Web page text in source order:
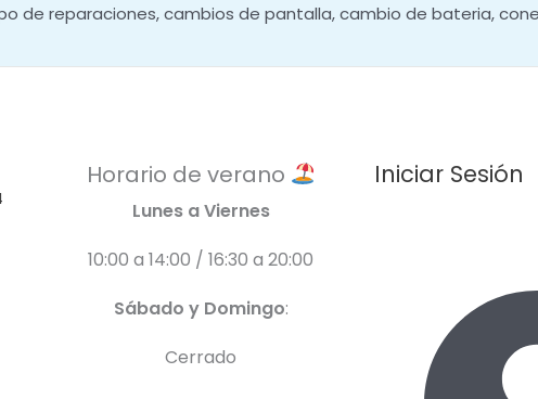
de reparaciones, cambios de pantalla, cambio de bateria,
Horario de verano
Lunes a Viernes
10:00 a 14:00 / 16:30 a 20:00
Sábado y Domingo:
Cerrado
Iniciar Sesión